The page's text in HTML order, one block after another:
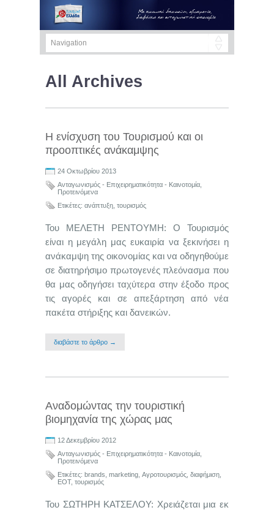
All Archives
Η ενίσχυση του Τουρισμού και οι
προοπτικές ανάκαμψης
24 Οκτωβρίου 2013
Ανταγωνισμός - Επιχειρηματικότητα - Καινοτομία
Προτεινόμενα
Ετικέτες: ανάπτυξη τουρισμός
Του ΜΕΛΕΤΗ ΡΕΝΤΟΥΜΗ: Ο Τουρισμός
είναι η μεγάλη μας ευκαιρία να ξεκινήσει η
ανάκαμψη της οικονομίας και να οδηγηθούμε
σε διατηρήσιμο πρωτογενές πλεόνασμα που
θα μας οδηγήσει ταχύτερα στην έξοδο προς
τις αγορές και σε απεξάρτηση από νέα
πακέτα στήριξης και δανεικών.
διαβάστε το άρθρο →
Αναδομώντας την τουριστική
βιομηχανία της χώρας μας
12 Δεκεμβρίου 2012
Ανταγωνισμός - Επιχειρηματικότητα - Καινοτομία
Προτεινόμενα
Ετικέτες: brands marketing Αγροτουρισμός διαφήμιση
ΕΟΤ, τουρισμός
Του ΣΩΤΗΡΗ ΚΑΤΣΕΛΟΥ: Χρειάζεται μια εκ